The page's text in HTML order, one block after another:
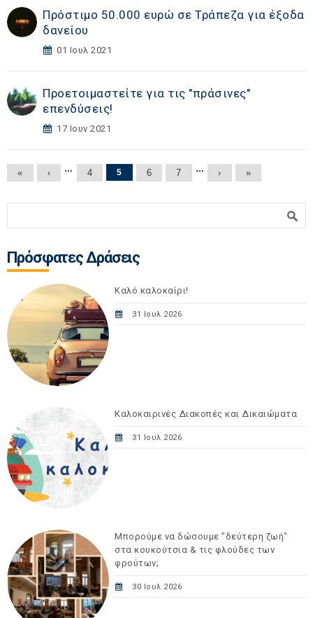
Πρόστιμο 50.000 ευρώ σε Τράπεζα για έξοδα
δανείου
01 Ιουλ 2021
Προετοιμαστείτε για τις "πράσινες"
επενδύσεις!
17 Ιουν 2021
Σελίδες
« ‹ … 4 5 6 7 … › »
Πρόσφατες Δράσεις
Καλό καλοκαίρι!
31 Ιουλ 2026
Καλοκαιρινές Διακοπές και Δικαιώματα
31 Ιουλ 2026
Μπορούμε να δώσουμε "δεύτερη ζωή"
στα κουκούτσια & τις φλούδες των
φρούτων;
30 Ιουλ 2026